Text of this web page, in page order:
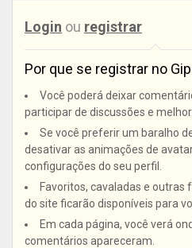
Login ou registrar
Por que se registrar no
Você poderá deixar
participar de discussões e
Se você preferir um baralho
desativar as animações de
configurações do seu perfil.
Favoritos, cavaladas e
do site ficarão disponíveis para
Em cada página, você verá
comentários apareceram.